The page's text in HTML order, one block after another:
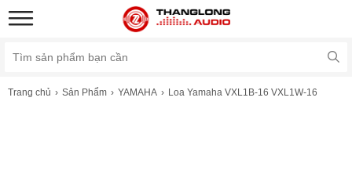
Trang chủ Sản Phẩm YAMAHA Loa Yamaha VXL1B-16 VXL1W-16